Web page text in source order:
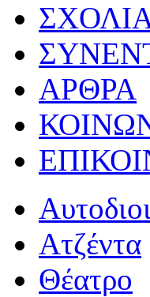
ΑΡΘΡΑ
Ατζέντα
Θέατρο